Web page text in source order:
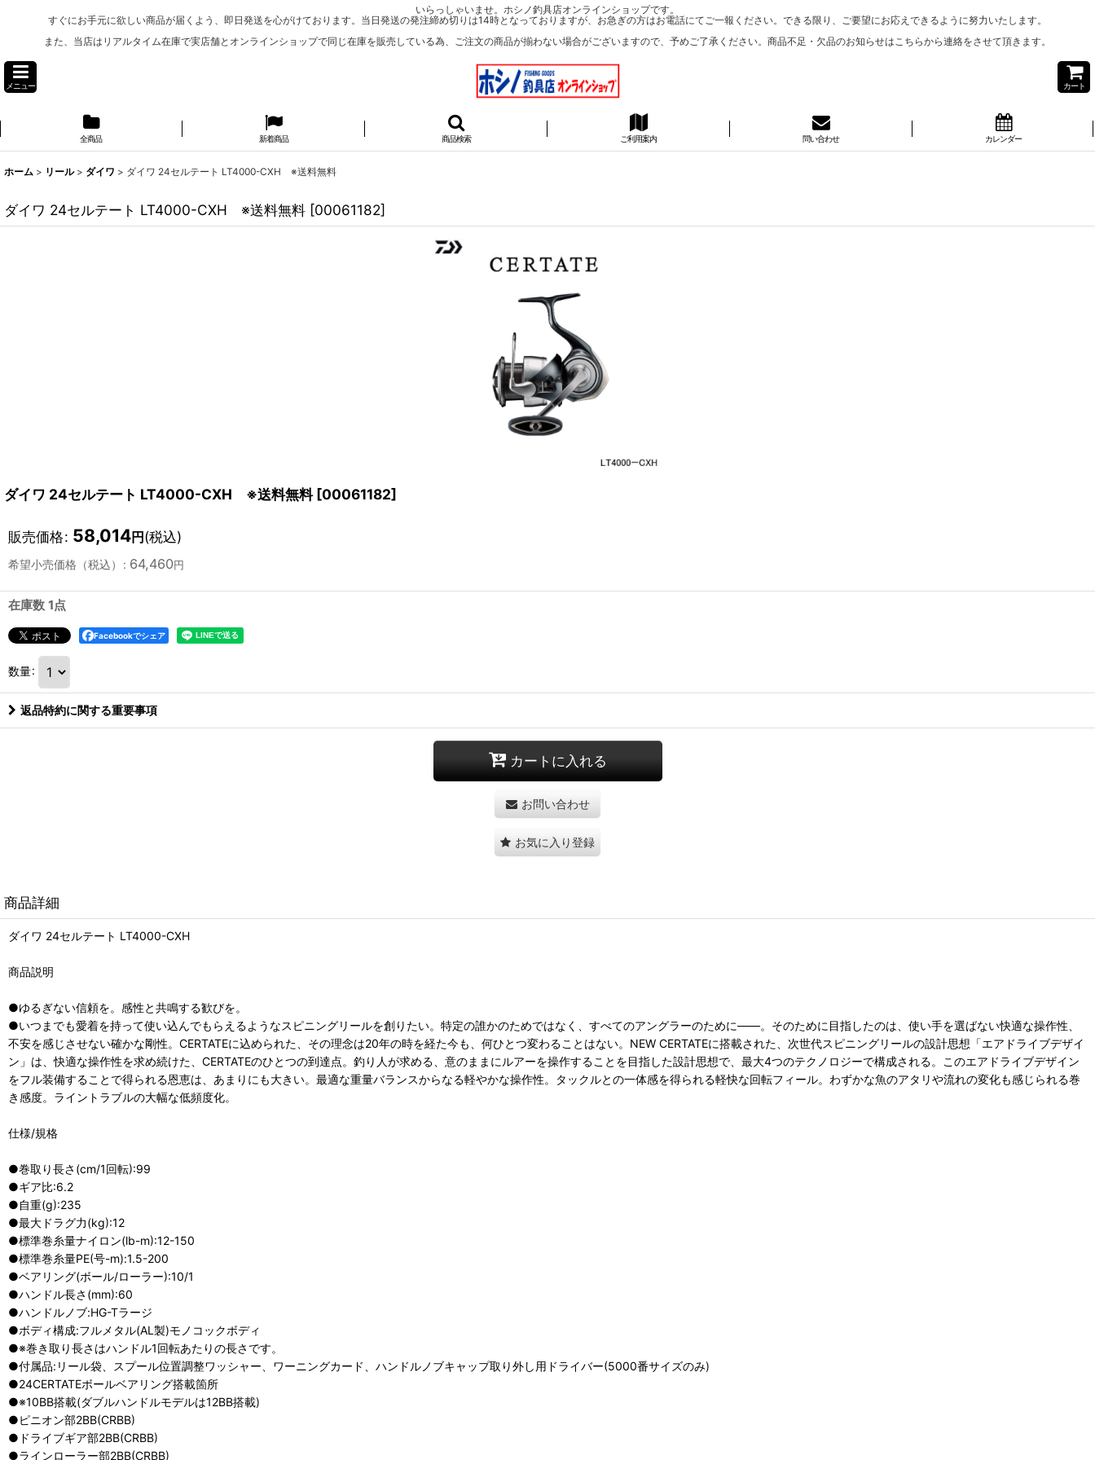
いらっしゃいませ。ホシノ釣具店オンラインショップです。
すぐにお手元に欲しい商品が届くよう、即日発送を心がけております。当日発送の発注締め切りは14時となっておりますが、お急ぎの方はお電話にてご一報ください。できる限り、ご要望にお応えできるように努力いたします。
また、当店はリアルタイム在庫で実店舗とオンラインショップで同じ在庫を販売している為、ご注文の商品が揃わない場合がございますので、予めご了承ください。商品不足・欠品のお知らせはこちらから連絡をさせて頂きます。
メニュー カート
全商品 新着商品 商品検索 ご利用案内 問い合わせ カレンダー
ホーム > リール > ダイワ > ダイワ 24セルテート LT4000-CXH ※送料無料
ダイワ 24セルテート LT4000-CXH ※送料無料 [00061182]
ダイワ 24セルテート LT4000-CXH ※送料無料 [00061182]
販売価格: 58,014円(税込)
希望小売価格（税込） : 64,460円
在庫数 1点
Facebookでシェア
数量:
返品特約に関する重要事項
カートに入れる
お問い合わせ
お気に入り登録
商品詳細
ダイワ 24セルテート LT4000-CXH
商品説明
●ゆるぎない信頼を。感性と共鳴する歓びを。
●いつまでも愛着を持って使い込んでもらえるようなスピニングリールを創りたい。特定の誰かのためではなく、すべてのアングラーのために――。そのために目指したのは、使い手を選ばない快適な操作性、
不安を感じさせない確かな剛性。CERTATEに込められた、その理念は20年の時を経た今も、何ひとつ変わることはない。NEW CERTATEに搭載された、次世代スピニングリールの設計思想「エアドライブデザイ
ン」は、快適な操作性を求め続けた、CERTATEのひとつの到達点。釣り人が求める、意のままにルアーを操作することを目指した設計思想で、最大4つのテクノロジーで構成される。このエアドライブデザイン
をフル装備することで得られる恩恵は、あまりにも大きい。最適な重量バランスからなる軽やかな操作性。タックルとの一体感を得られる軽快な回転フィール。わずかな魚のアタリや流れの変化も感じられる巻
き感度。ライントラブルの大幅な低頻度化。
仕様/規格
●巻取り長さ(cm/1回転):99
●ギア比:6.2
●自重(g):235
●最大ドラグ力(kg):12
●標準巻糸量ナイロン(lb-m):12-150
●標準巻糸量PE(号-m):1.5-200
●ベアリング(ボール/ローラー):10/1
●ハンドル長さ(mm):60
●ハンドルノブ:HG-Tラージ
●ボディ構成:フルメタル(AL製)モノコックボディ
●※巻き取り長さはハンドル1回転あたりの長さです。
●付属品:リール袋、スプール位置調整ワッシャー、ワーニングカード、ハンドルノブキャップ取り外し用ドライバー(5000番サイズのみ)
●24CERTATEボールベアリング搭載箇所
●※10BB搭載(ダブルハンドルモデルは12BB搭載)
●ピニオン部2BB(CRBB)
●ドライブギア部2BB(CRBB)
●ラインローラー部2BB(CRBB)